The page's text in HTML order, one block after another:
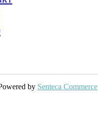
by Senteca Commerce